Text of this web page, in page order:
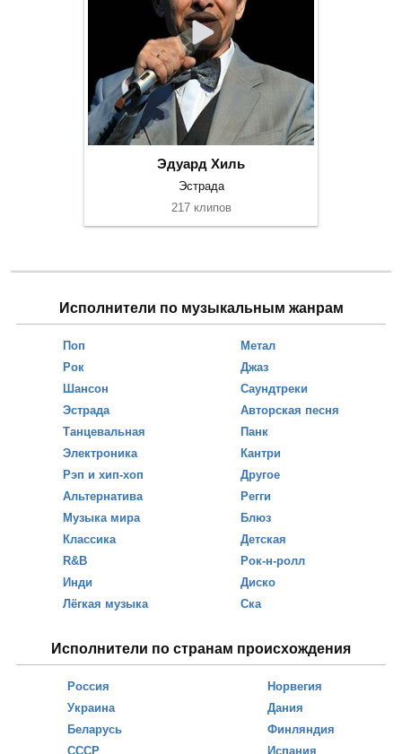
Эдуард Хиль
Эстрада
217 клипов
Исполнители по музыкальным жанрам
Поп
Рок
Шансон
Эстрада
Танцевальная
Электроника
Рэп и хип-хоп
Альтернатива
Музыка мира
Классика
R&B
Инди
Лёгкая музыка
Метал
Джаз
Саундтреки
Авторская песня
Панк
Кантри
Другое
Регги
Блюз
Детская
Рок-н-ролл
Диско
Ска
Исполнители по странам происхождения
Россия
Украина
Беларусь
СССР
Норвегия
Дания
Финляндия
Испания